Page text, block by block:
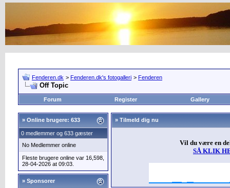
Fenderen.dk > Fenderen.dk's fotogalleri > Fenderen
Off Topic
Forum Register Gallery
» Online brugere: 633
0 medlemmer og 633 gæster
No Medlemmer online
Fleste brugere online var 16,598,
28-04-2026 at 09:03.
» Sponsorer
» Tilmeld dig nu
Vil du være en
SÅ KLIK